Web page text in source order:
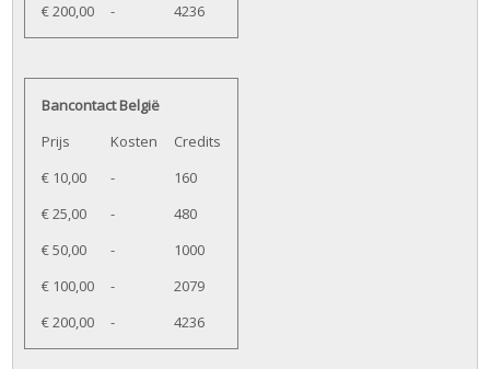
€ 200,00
- 4236
Bancontact België
Prijs
Kosten
Credits
€ 10,00
-
160
€ 25,00
-
480
€ 50,00
-
1000
€ 100,00
-
2079
€ 200,00
- 4236